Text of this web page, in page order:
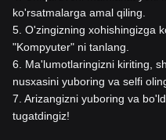
ko'rsatmalarga amal qiling.
5 O'zingizning xohishingizga
"Kompyuter" ni tanlang.
6
Ma'lumotlaringizni kiriting,
nusxasini yuboring va selfi
7 Arizangizni yuboring va
tugatdingiz!